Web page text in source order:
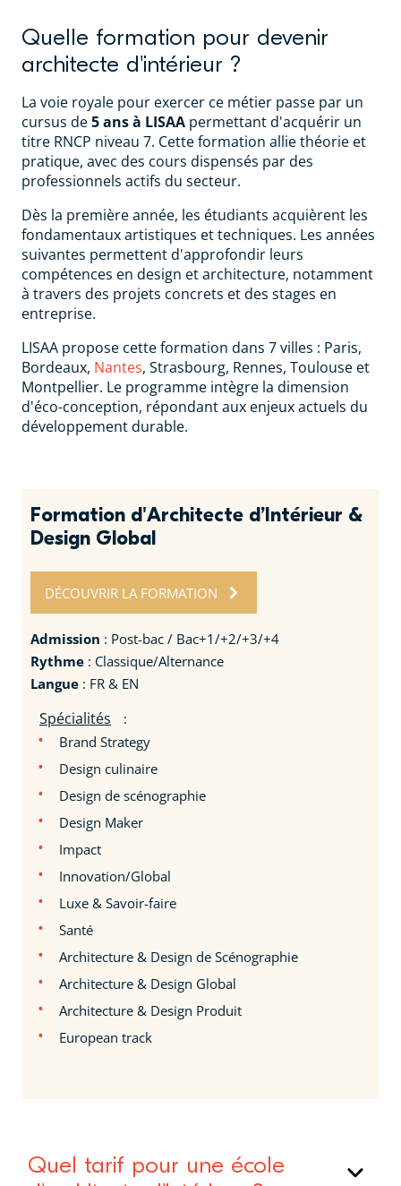
Quelle formation pour devenir
architecte d'intérieur ?
La voie royale pour exercer ce métier passe par un
cursus de5 ans à LISAA permettant d'acquérir un
titre RNCP niveau 7. Cette formation allie théorie et
pratique, avec des cours dispensés par des
professionnels actifs du secteur.
Dès la première année, les étudiants acquièrent les
fondamentaux artistiques et techniques. Les années
suivantes permettent d'approfondir leurs
compétences en design et architecture, notamment
à travers des projets concrets et des stages en
entreprise.
LISAA propose cette formation dans 7 villes : Paris,
Bordeaux, Nantes, Strasbourg, Rennes, Toulouse et
Montpellier. Le programme intègre la dimension
d'éco-conception, répondant aux enjeux actuels du
développement durable.
Formation d'Architecte d’Intérieur &
Design Global
DÉCOUVRIR LA FORMATION
Admission : Post-bac / Bac+1/+2/+3/+4
Rythme : Classique/Alternance
Langue : FR & EN
Spécialités
:
Brand Strategy
Design culinaire
Design de scénographie
Design Maker
Impact
Innovation/Global
Luxe & Savoir-faire
Santé
Architecture & Design de Scénographie
Architecture & Design Global
Architecture & Design Produit
European track
Quel tarif pour une école